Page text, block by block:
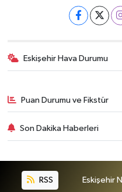
Eskişehir Hava Durumu
Puan Durumu ve Fikstür
Son Dakika Haberleri
RSS Eskişehir